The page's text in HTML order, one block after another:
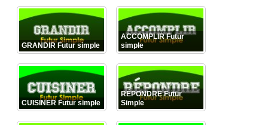
GRANDIR Futur simple
ACCOMPLIR Futur
simple
CUISINER Futur simple
RÉPONDRE Futur
Simple